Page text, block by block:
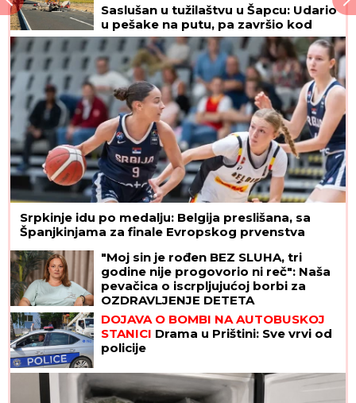
Saslušan u tužilaštvu u Šapcu: Udario
u pešake na putu, pa završio kod
metalne ograde
Srpkinje idu po medalju: Belgija preslišana, sa
Španjkinjama za finale Evropskog prvenstva
"Moj sin je rođen BEZ SLUHA, tri
godine nije progovorio ni reč": Naša
pevačica o iscrpljujućoj borbi za
OZDRAVLJENJE DETETA
DOJAVA O BOMBI NA AUTOBUSKOJ
STANICI Drama u Prištini: Sve vrvi od
policije